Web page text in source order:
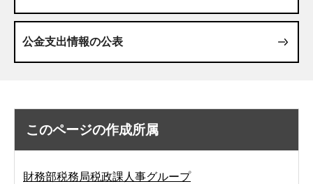
公金支出情報の公表
このページの作成所属
財務部税務局税政課人事グループ